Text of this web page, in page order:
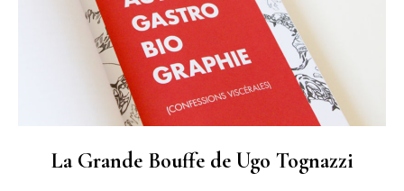
La Grande Bouffe de Ugo Tognazzi